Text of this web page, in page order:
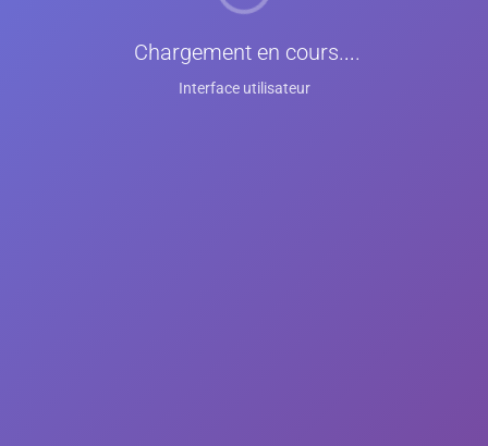
Chargement en cours...
Interface utilisateur